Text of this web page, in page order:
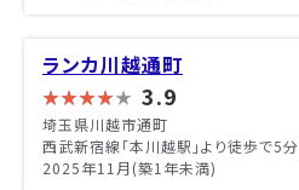
ランカ川越通町
3.9
埼玉県川越市通町
西武新宿線「本川越駅」より徒歩で5分
2025年11月(築1年未満)